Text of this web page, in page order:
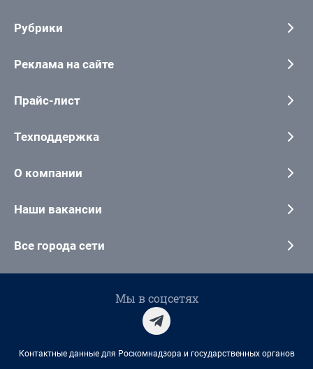
Рубрики
Реклама на сайте
Прайс-лист
Техподдержка
О компании
Наши вакансии
Все города сети
Мы в соцсетях
Контактные данные для Роскомнадзора и государственных органов